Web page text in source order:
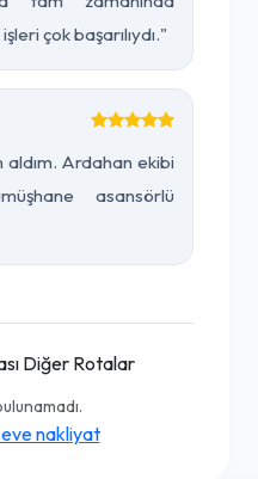
çok başarılıydı."
aldım. Ardahan ekibi
asansörlü
Diğer Rotalar
nakliyat